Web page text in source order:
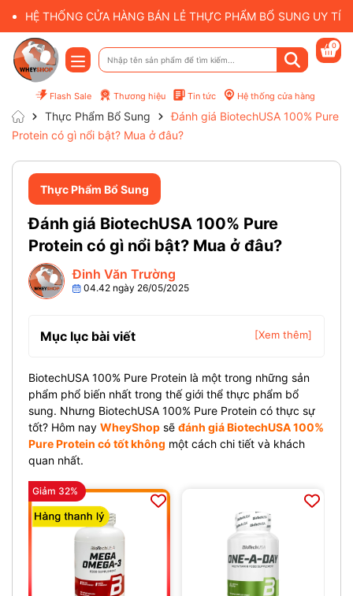
HỆ THỐNG CỬA HÀNG BÁN LẺ THỰC PHẨM BỔ SUNG UY
Flash Sale Thương hiệu Tin tức Hệ thống cửa hàng
0
Thực Phẩm Bổ Sung
Đánh giá BiotechUSA 100% Pure
Protein có gì nổi bật? Mua ở đâu?
Thực Phẩm Bổ Sung
Đánh giá BiotechUSA 100% Pure
Protein có gì nổi bật? Mua ở đâu?
Đinh Văn Trường
04.42 ngày 26/05/2025
Mục lục bài viết [Xem thêm]
BiotechUSA 100% Pure Protein là một trong những sản
phẩm phổ biến nhất trong thế giới thể thực phẩm bổ
sung. Nhưng BiotechUSA 100% Pure Protein có thực sự
tốt? Hôm nay WheyShop sẽ đánh giá BiotechUSA 100%
Pure Protein có tốt không một cách chi tiết và khách
quan nhất.
Giảm 32%